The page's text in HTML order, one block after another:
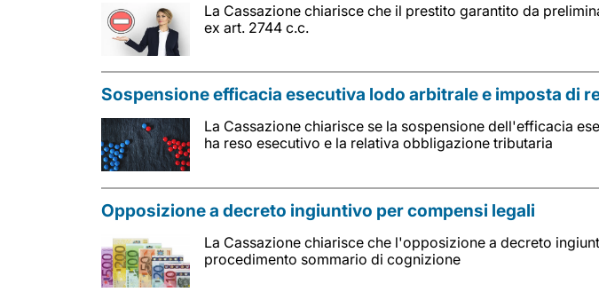
La Cassazione chiarisce che il prestito garantito da
ex art. 2744 c.c.
Sospensione efficacia esecutiva lodo arbitrale e imposta di
La Cassazione chiarisce se la sospensione dell'efficacia
ha reso esecutivo e la relativa obbligazione tributaria
Opposizione a decreto ingiuntivo per compensi legali
La Cassazione chiarisce che l'opposizione a decreto
procedimento sommario di cognizione